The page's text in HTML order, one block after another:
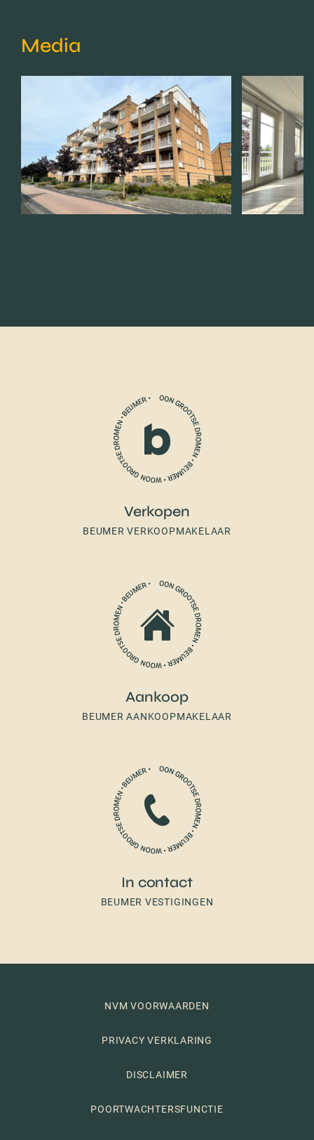
Media
Verkopen
BEUMER VERKOOPMAKELAAR
Aankoop
BEUMER AANKOOPMAKELAAR
In contact
BEUMER VESTIGINGEN
NVM VOORWAARDEN
PRIVACY VERKLARING
DISCLAIMER
POORTWACHTERSFUNCTIE